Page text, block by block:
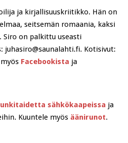
ja kirjallisuuskriitikko. Hän on
seitsemän romaania, kaksi
Siro on palkittu useasti
juhasiro@saunalahti.fi. Kotisivut:
Facebookista ja
sähkökaapeissa ja
Kuuntele myös äänirunot.